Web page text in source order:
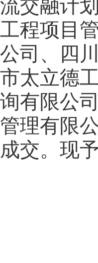
交融计
程项目
司、四
太立德
有限公
理有限
交。现